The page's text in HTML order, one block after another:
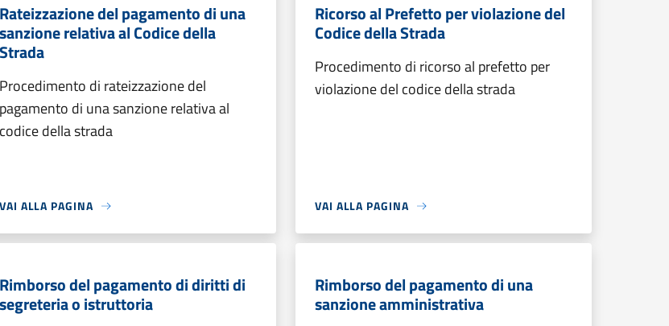
Rateizzazione del pagamento di una
sanzione relativa al Codice della
Strada
Procedimento di rateizzazione del
pagamento di una sanzione relativa al
codice della strada
VAI ALLA PAGINA
Ricorso al Prefetto per violazione del
Codice della Strada
Procedimento di ricorso al prefetto per
violazione del codice della strada
VAI ALLA PAGINA
Rimborso del pagamento di diritti di
segreteria o istruttoria
Rimborso del pagamento di una
sanzione amministrativa